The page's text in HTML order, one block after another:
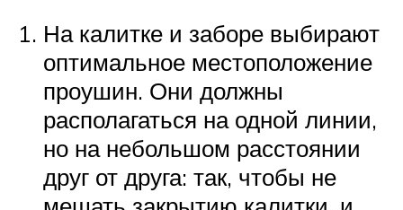
На калитке и заборе выбирают
оптимальное местоположение
проушин. Они должны
располагаться на одной линии,
но на небольшом расстоянии
друг от друга: так, чтобы не